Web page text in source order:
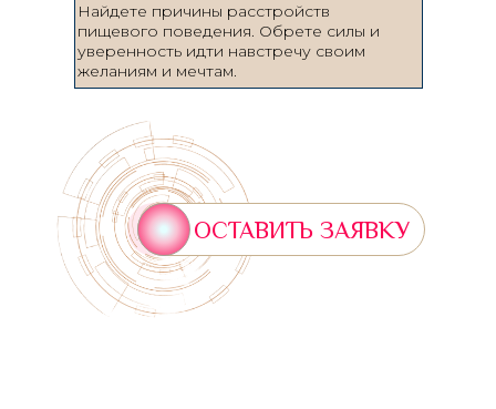
Найдете причины расстройств
пищевого поведения. Обрете силы и
уверенность идти навстречу своим
желаниям и мечтам.
ОСТАВИТЬ ЗАЯВКУ